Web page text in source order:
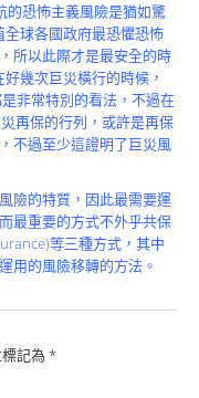
的恐怖主義風險是猶如驚
球各國政府最恐懼恐怖
所以此際才是最安全的時
幾次巨災橫行的時候，
非常特別的看法，不過在
再保的行列，或許是再保
不過至少這證明了巨災風
險的特質，因此最需要運
最重要的方式不外乎共保
等三種方式，其中
用的風險移轉的方法。
記為 *